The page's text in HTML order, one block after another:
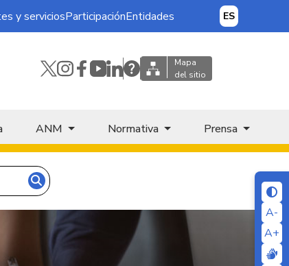
A-
A+
y serviciosParticipaciónEntidades ES
Mapa
del sitio
ANM Normativa Prensa